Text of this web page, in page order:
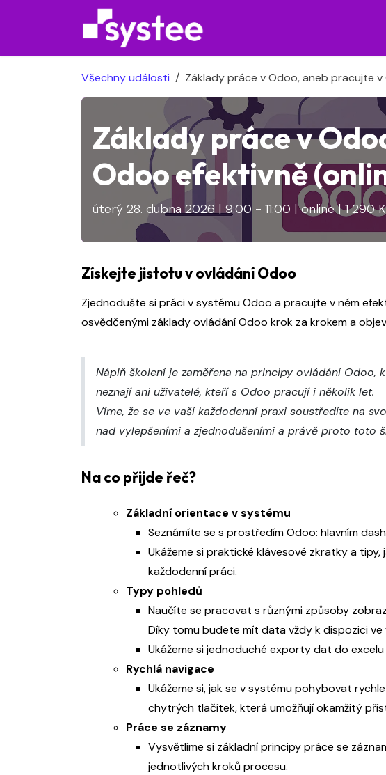
Všechny události Základy práce v Odoo, aneb pracujte
Základy práce v
Odoo efektivně
úterý 28. dubna 2026 | 9:00 - 11:00 | online | 1 290
Získejte jistotu v ovládání Odoo
Zjednodušte si práci v systému Odoo a pracujte v něm
osvědčenými základy ovládání Odoo krok za krokem a
Náplň školení je zaměřena na principy ovládání Odoo,
neznají ani uživatelé, kteří s Odoo pracují i několik let.
Víme, že se ve vaší každodenní praxi soustředíte na
nad vylepšeními a zjednodušeními a právě proto toto
Na co přijde řeč?
Základní orientace v systému
Seznámíte se s prostředím Odoo: hlavním
Ukážeme si praktické klávesové zkratky a
každodenní práci.
Typy pohledů
Naučíte se pracovat s různými způsoby
Díky tomu budete mít data vždy k dispozici
Ukážeme si jednoduché exporty dat do
Rychlá navigace
Ukážeme si, jak se v systému pohybovat
chytrých tlačítek, která umožňují okamžitý
Práce se záznamy
Vysvětlíme si základní principy práce se
jednotlivých kroků procesu.